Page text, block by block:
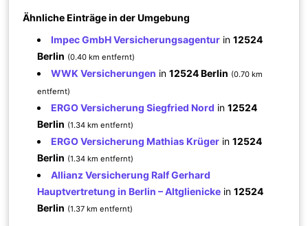
Ähnliche Einträge in der Umgebung
Impec GmbH Versicherungsagentur in12524
Berlin (0.40 km entfernt)
WWK Versicherungen in12524 Berlin (0.70 km
entfernt)
ERGO Versicherung Siegfried Nord in12524
Berlin (1.34 km entfernt)
ERGO Versicherung Mathias Krüger in12524
Berlin (1.34 km entfernt)
Allianz Versicherung Ralf Gerhard
Hauptvertretung in Berlin – Altglienicke in12524
Berlin (1.37 km entfernt)